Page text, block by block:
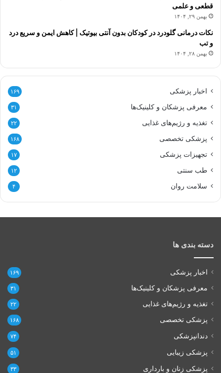
قطعی و علمی
بهمن ۲۹, ۱۴۰۴
نکات درمانی گلودرد در کودکان بدون آنتی بیوتیک | کاهش ایمن و سریع درد
و تب
بهمن ۲۸, ۱۴۰۴
اخبار پزشکی ۱۶۹
معرفی پزشکان و کلینیک‌ها ۳۱
تغذیه و رژیم‌های غذایی ۲۲
پزشکی تخصصی ۱۶۸
تجهیزات پزشکی ۱۷
طب سنتی ۱۲
سلامت روان ۴
دسته بندی ها
اخبار پزشکی ۱۶۹
معرفی پزشکان و کلینیک‌ها ۳۱
تغذیه و رژیم‌های غذایی ۲۲
پزشکی تخصصی ۱۶۸
دندانپزشکی ۷۴
پزشکی زیبایی ۵۱
پزشکی زنان و بارداری ۳۳